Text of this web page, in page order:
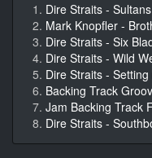
Dire Straits -
Mark Knopfler -
Dire Straits - Six
Dire Straits - Wild
Dire Straits -
Backing Track
Jam Backing Track
Dire Straits -